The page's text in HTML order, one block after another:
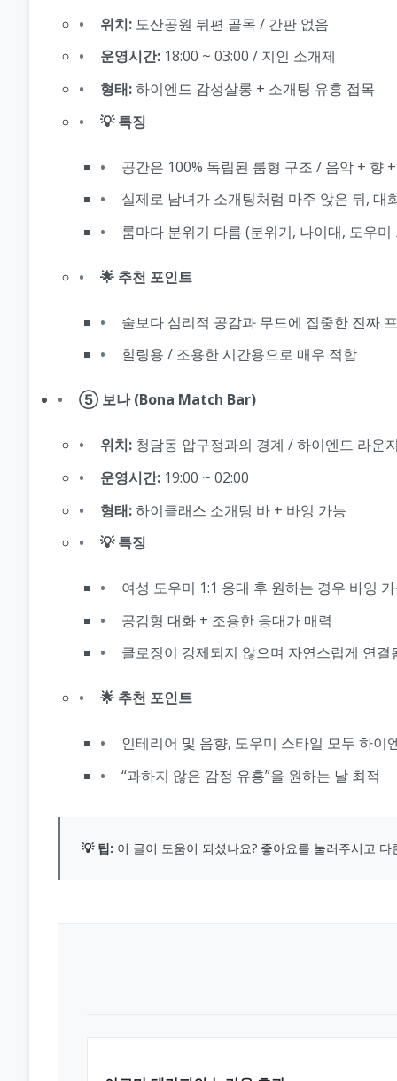
위치: 도산공원 뒤편 골목 / 간판 없음
운영시간: 18:00 ~ 03:00 / 지인 소개제
형태:하이엔드 감성살롱 + 소개팅 유흥 접목
💡 특징
공간은 100% 독립된 룸형 구조 / 음악 + 향
실제로 남녀가 소개팅처럼 마주 앉은 뒤, 대
룸마다 분위기 다름 (분위기, 나이대, 도우미
🌟 추천 포인트
술보다 심리적 공감과 무드에 집중한 진짜
힐링용 / 조용한 시간용으로 매우 적합
⑤ 보나 (Bona Match Bar)
위치: 청담동 압구정과의 경계 / 하이엔드 라운
운영시간: 19:00 ~ 02:00
형태:하이클래스 소개팅 바 + 바잉 가능
💡 특징
여성 도우미 1:1 응대 후 원하는 경우 바잉
공감형 대화 + 조용한 응대가 매력
클로징이 강제되지 않으며 자연스럽게 연결
🌟 추천 포인트
인테리어 및 음향, 도우미 스타일 모두 하이
“과하지 않은 감정 유흥”을 원하는 날 최적
💡 팁: 이 글이 도움이 되셨나요? 좋아요를 눌러주시고